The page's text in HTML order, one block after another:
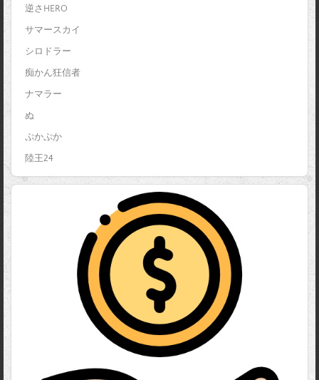
逆さHERO
サマースカイ
シロドラー
痴かん狂信者
ナマラー
ぬ
ぷかぷか
陸王24